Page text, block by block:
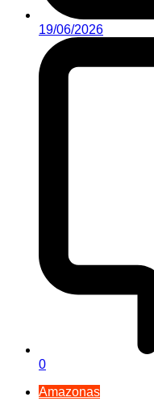
19/06/2026
0
Amazonas